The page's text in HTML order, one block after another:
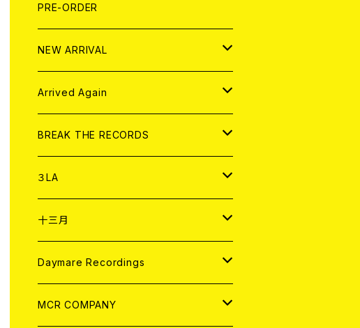
T-shirt
HOOD
BOLLOCKS
EL ZINE
写真集 (PHOTOBOOK)
CD
アナログ
アパレル
書籍
DIGITAL CONTENTS
PRE-ORDER
NEW ARRIVAL
CD
アナログ
Arrived Again
CD
アナログ
BREAK THE RECORDS
CD
ANALOG
アパレル
３LA
CD
ANALOG
十三月
CD
ANALOG
Daymare Recordings
CD
MCR COMPANY